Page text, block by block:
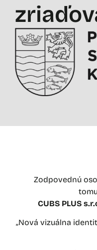
Zodpovednú
CUBS PLUS
„Nová vizuálna